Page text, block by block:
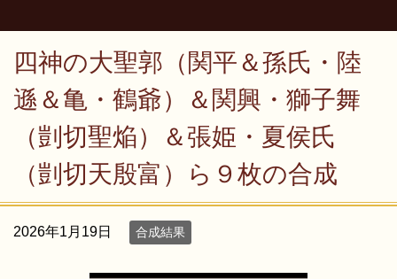
四神の大聖郭（関平＆孫氏・陸
遜＆亀・鶴爺）＆関興・獅子舞
（剴切聖焔）＆張姫・夏侯氏
（剴切天殷富）ら９枚の合成
2026年1月19日 合成結果